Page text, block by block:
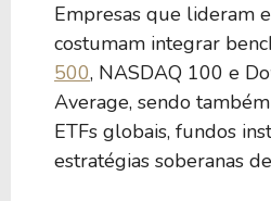
CSCO
ABBV
Empresas que lideram
costumam integrar
500, NASDAQ 100 e
Average, sendo
ETFs globais, fundos
estratégias soberanas